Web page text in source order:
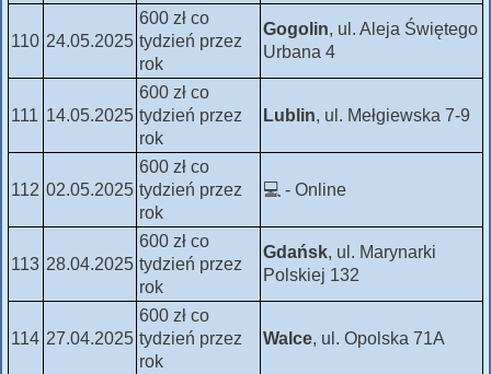
110 24.05.2025
600 zł co
tydzień przez
rok
Gogolin, ul. Aleja Świętego
Urbana 4
111 14.05.2025
600 zł co
tydzień przez
rok
Lublin, ul. Mełgiewska 7-9
112 02.05.2025
600 zł co
tydzień przez
rok
💻 - Online
113 28.04.2025
600 zł co
tydzień przez
rok
Gdańsk, ul. Marynarki
Polskiej 132
114 27.04.2025
600 zł co
tydzień przez
rok
Walce, ul. Opolska 71A